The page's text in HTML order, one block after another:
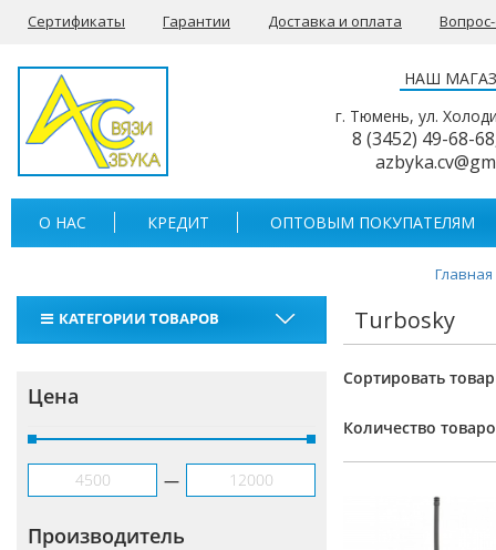
Сертификаты Гарантии Доставка и оплата
НАШ
г. Тюмень, ул.
8 (3452) 49-68-68
О НАС КРЕДИТ ОПТОВЫМ ПОКУПАТЕЛЯМ
КАТЕГОРИИ ТОВАРОВ
Тангенты
Аккумуляторы для раций
Антенны
Цена
—
Производитель
Turbosky
Сортировать
Количество